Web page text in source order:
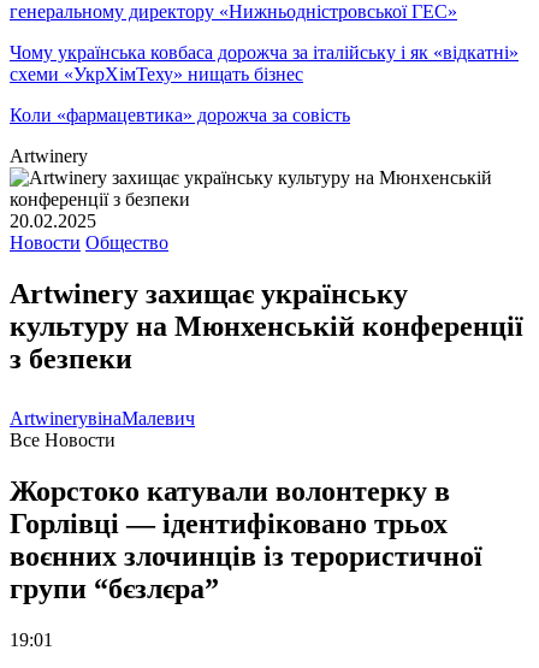
генеральному директору «Нижньодністровської ГЕС»
Чому українська ковбаса дорожча за італійську і як «відкатні»
схеми «УкрХімТеху» нищать бізнес
Коли «фармацевтика» дорожча за совість
Artwinery
20.02.2025
Новости Общество
Artwinery захищає українську
культуру на Мюнхенській конференції
з безпеки
ArtwineryвінаМалевич
Все Новости
Жорстоко катували волонтерку в
Горлівці — ідентифіковано трьох
воєнних злочинців із терористичної
групи “бєзлєра”
19:01